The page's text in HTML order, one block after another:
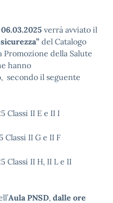
06.03.2025 verrà avviato il
del Catalogo
Promozione della Salute
hanno
secondo il seguente
Classi II E e II I
Classi II G e II F
Classi II H, II L e II
Aula PNSD, dalle ore